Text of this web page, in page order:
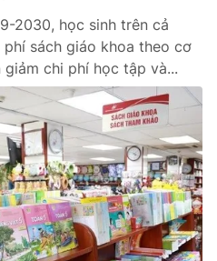
2030, học sinh trên cả
sách giáo khoa theo cơ
chi phí học tập và...